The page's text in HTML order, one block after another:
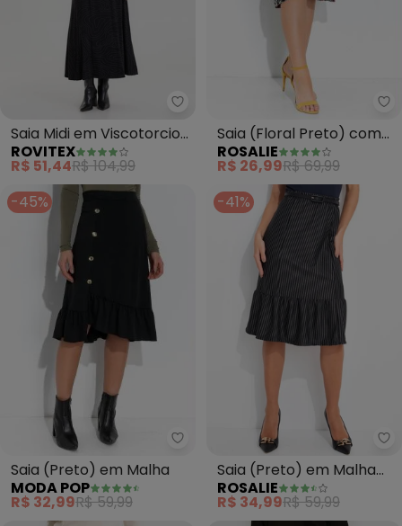
Rovitex - Saia Midi em
Saia Midi em Viscotorcion
(Preto)
ROVITEX
R$ 51,44R$ 104,99
Saia (Floral Preto) com
Babado
ROSALIE
R$ 26,99R$ 69,99
-45%
Moda Pop - Saia (Preto) em
Saia (Preto) em Malha
MODA POP
R$ 32,99R$ 59,99
-41%
Saia (Preto) em Malha
Fio Tinto
ROSALIE
R$ 34,99R$ 59,99